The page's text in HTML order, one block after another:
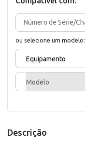
ou selecione um modelo:
Equipamento
Modelo
Descrição